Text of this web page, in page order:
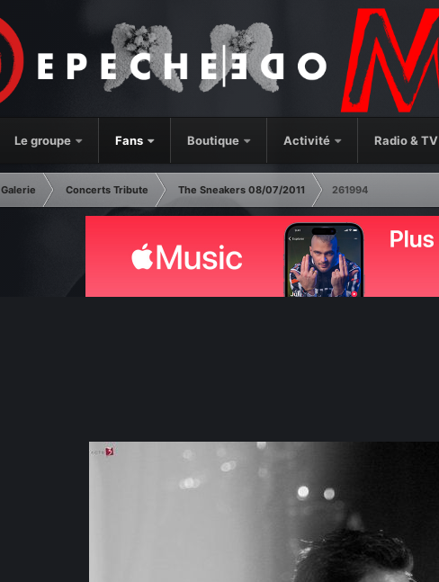
Le groupe Fans Boutique Activité Radio & TV
Galerie Concerts Tribute The Sneakers 08/07/2011
261994